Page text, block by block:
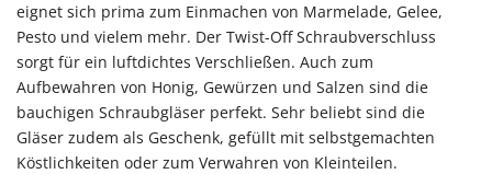
eignet sich prima zum Einmachen von Marmelade, Gelee,
Pesto und vielem mehr. Der Twist-Off Schraubverschluss
sorgt für ein luftdichtes Verschließen. Auch zum
Aufbewahren von Honig, Gewürzen und Salzen sind die
bauchigen Schraubgläser perfekt. Sehr beliebt sind die
Gläser zudem als Geschenk, gefüllt mit selbstgemachten
Köstlichkeiten oder zum Verwahren von Kleinteilen.